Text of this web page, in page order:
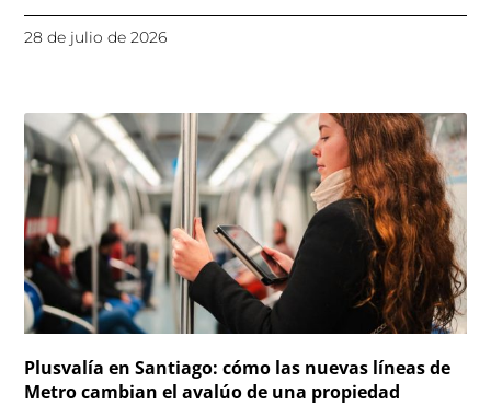
28 de julio de 2026
Plusvalía en Santiago: cómo las nuevas líneas de
Metro cambian el avalúo de una propiedad